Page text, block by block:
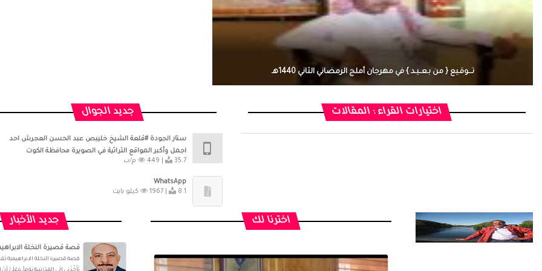
تـــوقـيع { من بـعــيـد } في مهرجان أملج الرمضاني الثاني 1440هـ
اختيارات القراء : المقالات جديد الجوال
ستار الجودة #قلعة الشيخ خليبص عبد الحسن العجرش احد
اجمل وأكبر المواقع التراثية في الصويرة محافظة الكوت
449 |
35.7 م/ب
WhatsApp
1967 |
8.1 كيلو بايت
اخترنا لك جديد الأخبار
قصة قصيرة النخلة
قصة قصيرة النخلة الابراهيمية